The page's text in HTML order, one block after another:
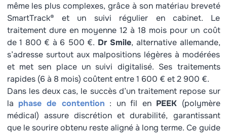
même les plus complexes, grâce à son matériau breveté
SmartTrack® et un suivi régulier en cabinet. Le
traitement dure en moyenne 12 à 18 mois pour un coût
de 1 800 € à 6 500 €. Dr Smile, alternative allemande,
s’adresse surtout aux malpositions légères à modérées
et met sen place un suivi digitalisé. Ses traitements
rapides (6 à 8 mois) coûtent entre 1 600 € et 2 900 €.
Dans les deux cas, le succès d’un traitement repose sur
la phase de contention : un fil en PEEK (polymère
médical) assure discrétion et durabilité, garantissant
que le sourire obtenu reste aligné à long terme. Ce guide